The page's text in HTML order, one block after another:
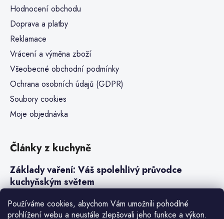
Používáme cookies, abychom Vám umožnili pohodlné
prohlížení webu a neustále zlepšovali jeho funkce a výkon.
Hodnocení obchodu
Doprava a platby
Reklamace
Vrácení a výměna zboží
Všeobecné obchodní podmínky
Ochrana osobních údajů (GDPR)
Soubory cookies
Moje objednávka
Články z kuchyně
Základy vaření: Váš spolehlivý průvodce
kuchyňským světem
Steaky a sous-vide vaření